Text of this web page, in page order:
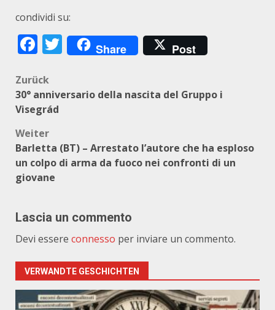
condividi su:
Facebook
Twitter
Share Post
Beitragsnavigation
Zurück
30° anniversario della nascita del Gruppo i
Visegrád
Weiter
Barletta (BT) – Arrestato l’autore che ha esploso
un colpo di arma da fuoco nei confronti di un
giovane
Lascia un commento
Devi essere connesso per inviare un commento.
VERWANDTE GESCHICHTEN